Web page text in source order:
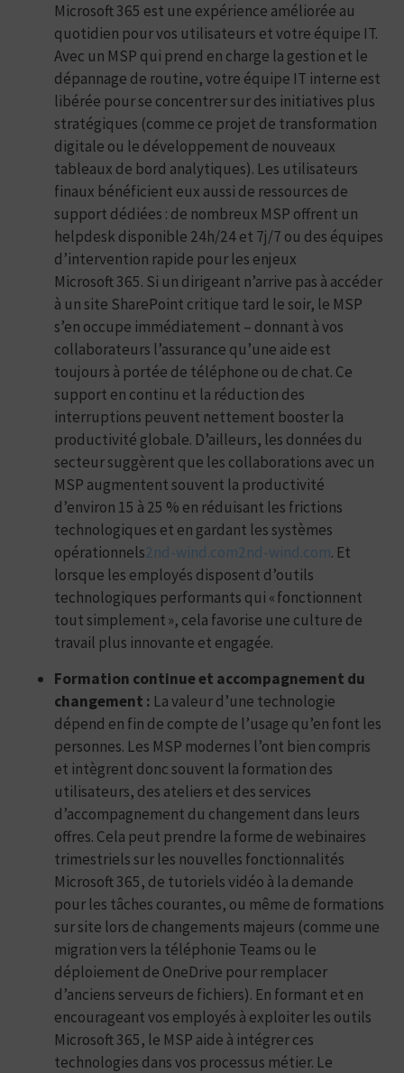
Microsoft 365 est une expérience améliorée au
quotidien pour vos utilisateurs et votre équipe IT.
Avec un MSP qui prend en charge la gestion et le
dépannage de routine, votre équipe IT interne est
libérée pour se concentrer sur des initiatives plus
stratégiques (comme ce projet de transformation
digitale ou le développement de nouveaux
tableaux de bord analytiques). Les utilisateurs
finaux bénéficient eux aussi de ressources de
support dédiées : de nombreux MSP offrent un
helpdesk disponible 24h/24 et 7j/7 ou des équipes
d’intervention rapide pour les enjeux
Microsoft 365. Si un dirigeant n’arrive pas à accéder
à un site SharePoint critique tard le soir, le MSP
s’en occupe immédiatement – donnant à vos
collaborateurs l’assurance qu’une aide est
toujours à portée de téléphone ou de chat. Ce
support en continu et la réduction des
interruptions peuvent nettement booster la
productivité globale. D’ailleurs, les données du
secteur suggèrent que les collaborations avec un
MSP augmentent souvent la productivité
d’environ 15 à 25 % en réduisant les frictions
technologiques et en gardant les systèmes
opérationnels2nd-wind.com2nd-wind.com. Et
lorsque les employés disposent d’outils
technologiques performants qui « fonctionnent
tout simplement », cela favorise une culture de
travail plus innovante et engagée.
Formation continue et accompagnement du
changement : La valeur d’une technologie
dépend en fin de compte de l’usage qu’en font les
personnes. Les MSP modernes l’ont bien compris
et intègrent donc souvent la formation des
utilisateurs, des ateliers et des services
d’accompagnement du changement dans leurs
offres. Cela peut prendre la forme de webinaires
trimestriels sur les nouvelles fonctionnalités
Microsoft 365, de tutoriels vidéo à la demande
pour les tâches courantes, ou même de formations
sur site lors de changements majeurs (comme une
migration vers la téléphonie Teams ou le
déploiement de OneDrive pour remplacer
d’anciens serveurs de fichiers). En formant et en
encourageant vos employés à exploiter les outils
Microsoft 365, le MSP aide à intégrer ces
technologies dans vos processus métier. Le